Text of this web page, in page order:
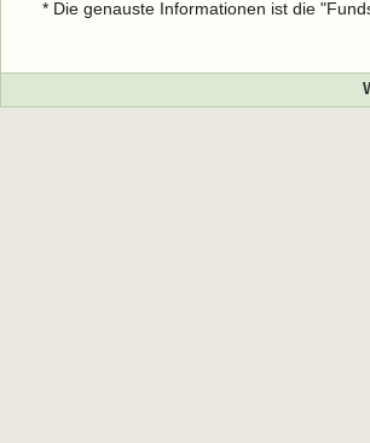
* Die genauste Informationen ist die